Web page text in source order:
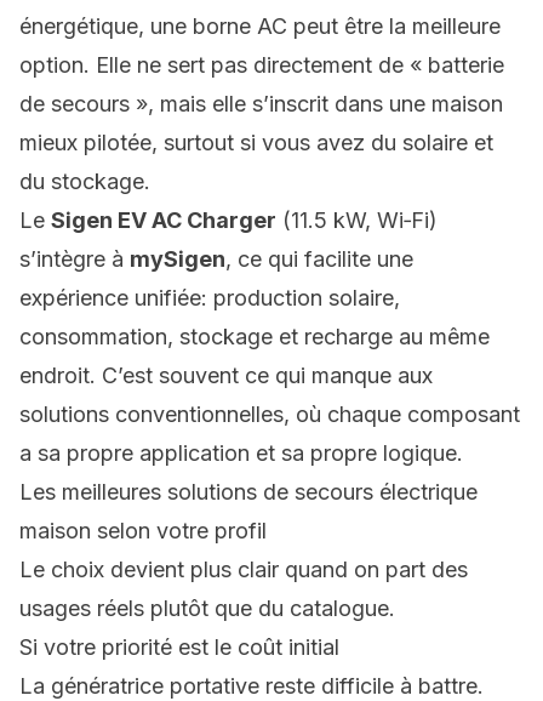
énergétique, une borne AC peut être la meilleure
option. Elle ne sert pas directement de « batterie
de secours », mais elle s’inscrit dans une maison
mieux pilotée, surtout si vous avez du solaire et
du stockage.
Le Sigen EV AC Charger (11.5 kW, Wi‑Fi)
s’intègre à mySigen, ce qui facilite une
expérience unifiée: production solaire,
consommation, stockage et recharge au même
endroit. C’est souvent ce qui manque aux
solutions conventionnelles, où chaque composant
a sa propre application et sa propre logique.
Les meilleures solutions de secours électrique
maison selon votre profil
Le choix devient plus clair quand on part des
usages réels plutôt que du catalogue.
Si votre priorité est le coût initial
La génératrice portative reste difficile à battre.